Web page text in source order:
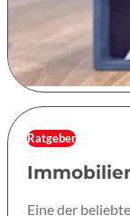
Ratgeber
Eine der